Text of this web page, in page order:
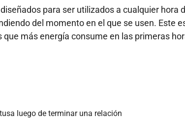
para ser utilizados a cualquier hora
del momento en el que se usen. Este
más energía consume en las primeras
luego de terminar una relación